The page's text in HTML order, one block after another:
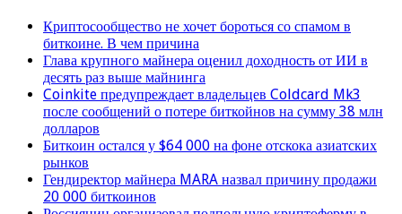
Криптосообщество не хочет бороться со спамом в
биткоине. В чем причина
Глава крупного майнера оценил доходность от ИИ в
десять раз выше майнинга
Coinkite предупреждает владельцев Coldcard Mk3
после сообщений о потере биткойнов на сумму 38 млн
долларов
Биткоин остался у $64 000 на фоне отскока азиатских
рынков
Гендиректор майнера MARA назвал причину продажи
20 000 биткоинов